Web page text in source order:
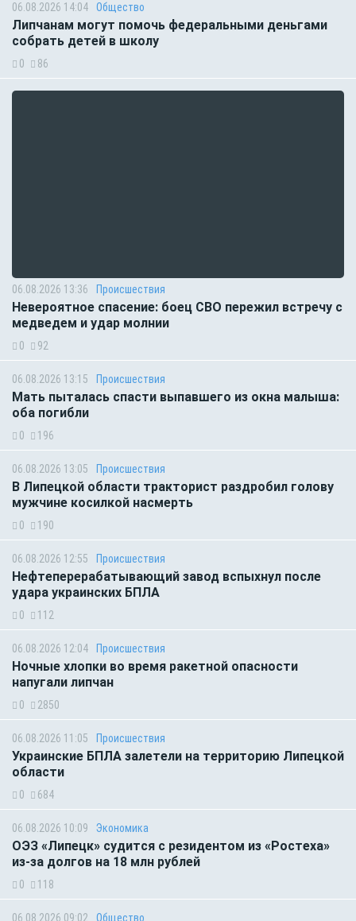
06.08.2026 14:04 Общество
Липчанам могут помочь федеральными деньгами
собрать детей в школу
0 86
06.08.2026 13:36 Происшествия
Невероятное спасение: боец СВО пережил встречу с
медведем и удар молнии
0 92
06.08.2026 13:15 Происшествия
Мать пыталась спасти выпавшего из окна малыша:
оба погибли
0 196
06.08.2026 13:05 Происшествия
В Липецкой области тракторист раздробил голову
мужчине косилкой насмерть
0 190
06.08.2026 12:55 Происшествия
Нефтеперерабатывающий завод вспыхнул после
удара украинских БПЛА
0 112
06.08.2026 12:04 Происшествия
Ночные хлопки во время ракетной опасности
напугали липчан
0 2850
06.08.2026 11:05 Происшествия
Украинские БПЛА залетели на территорию Липецкой
области
0 684
06.08.2026 10:09 Экономика
ОЭЗ «Липецк» судится с резидентом из «Ростеха»
из-за долгов на 18 млн рублей
0 118
06.08.2026 09:02 Общество